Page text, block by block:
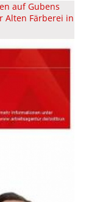
auf Gubens
Alten Färberei in